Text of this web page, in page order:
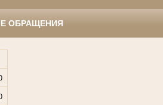
ОБРАЩЕНИЯ